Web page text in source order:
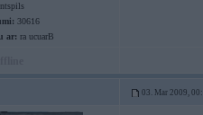
30616
ar: ra ucuarB
03. Mar 2009,